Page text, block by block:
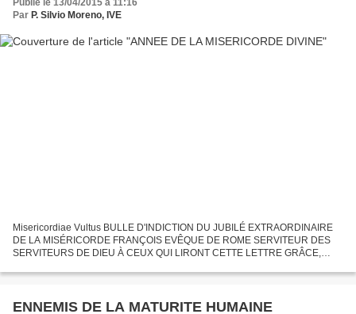
Publié le 13/04/2015 à 11:16
Par P. Silvio Moreno, IVE
Misericordiae Vultus BULLE D'INDICTION DU JUBILÉ EXTRAORDINAIRE
DE LA MISÉRICORDE FRANÇOIS EVÊQUE DE ROME SERVITEUR DES
SERVITEURS DE DIEU À CEUX QUI LIRONT CETTE LETTRE GRÂCE,
Père....
ENNEMIS DE LA MATURITE HUMAINE